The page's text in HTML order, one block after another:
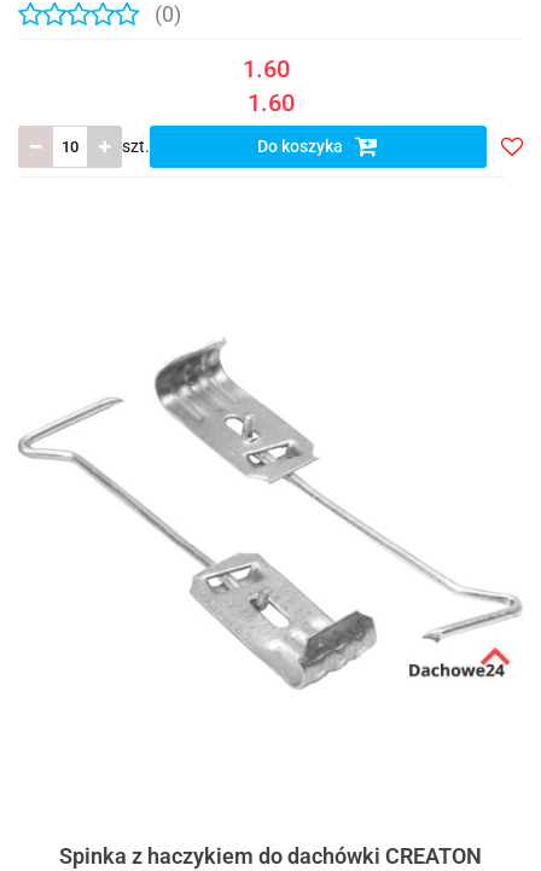
(0)
1.60
1.60
szt. Do koszyka
Spinka z haczykiem do dachówki CREATON